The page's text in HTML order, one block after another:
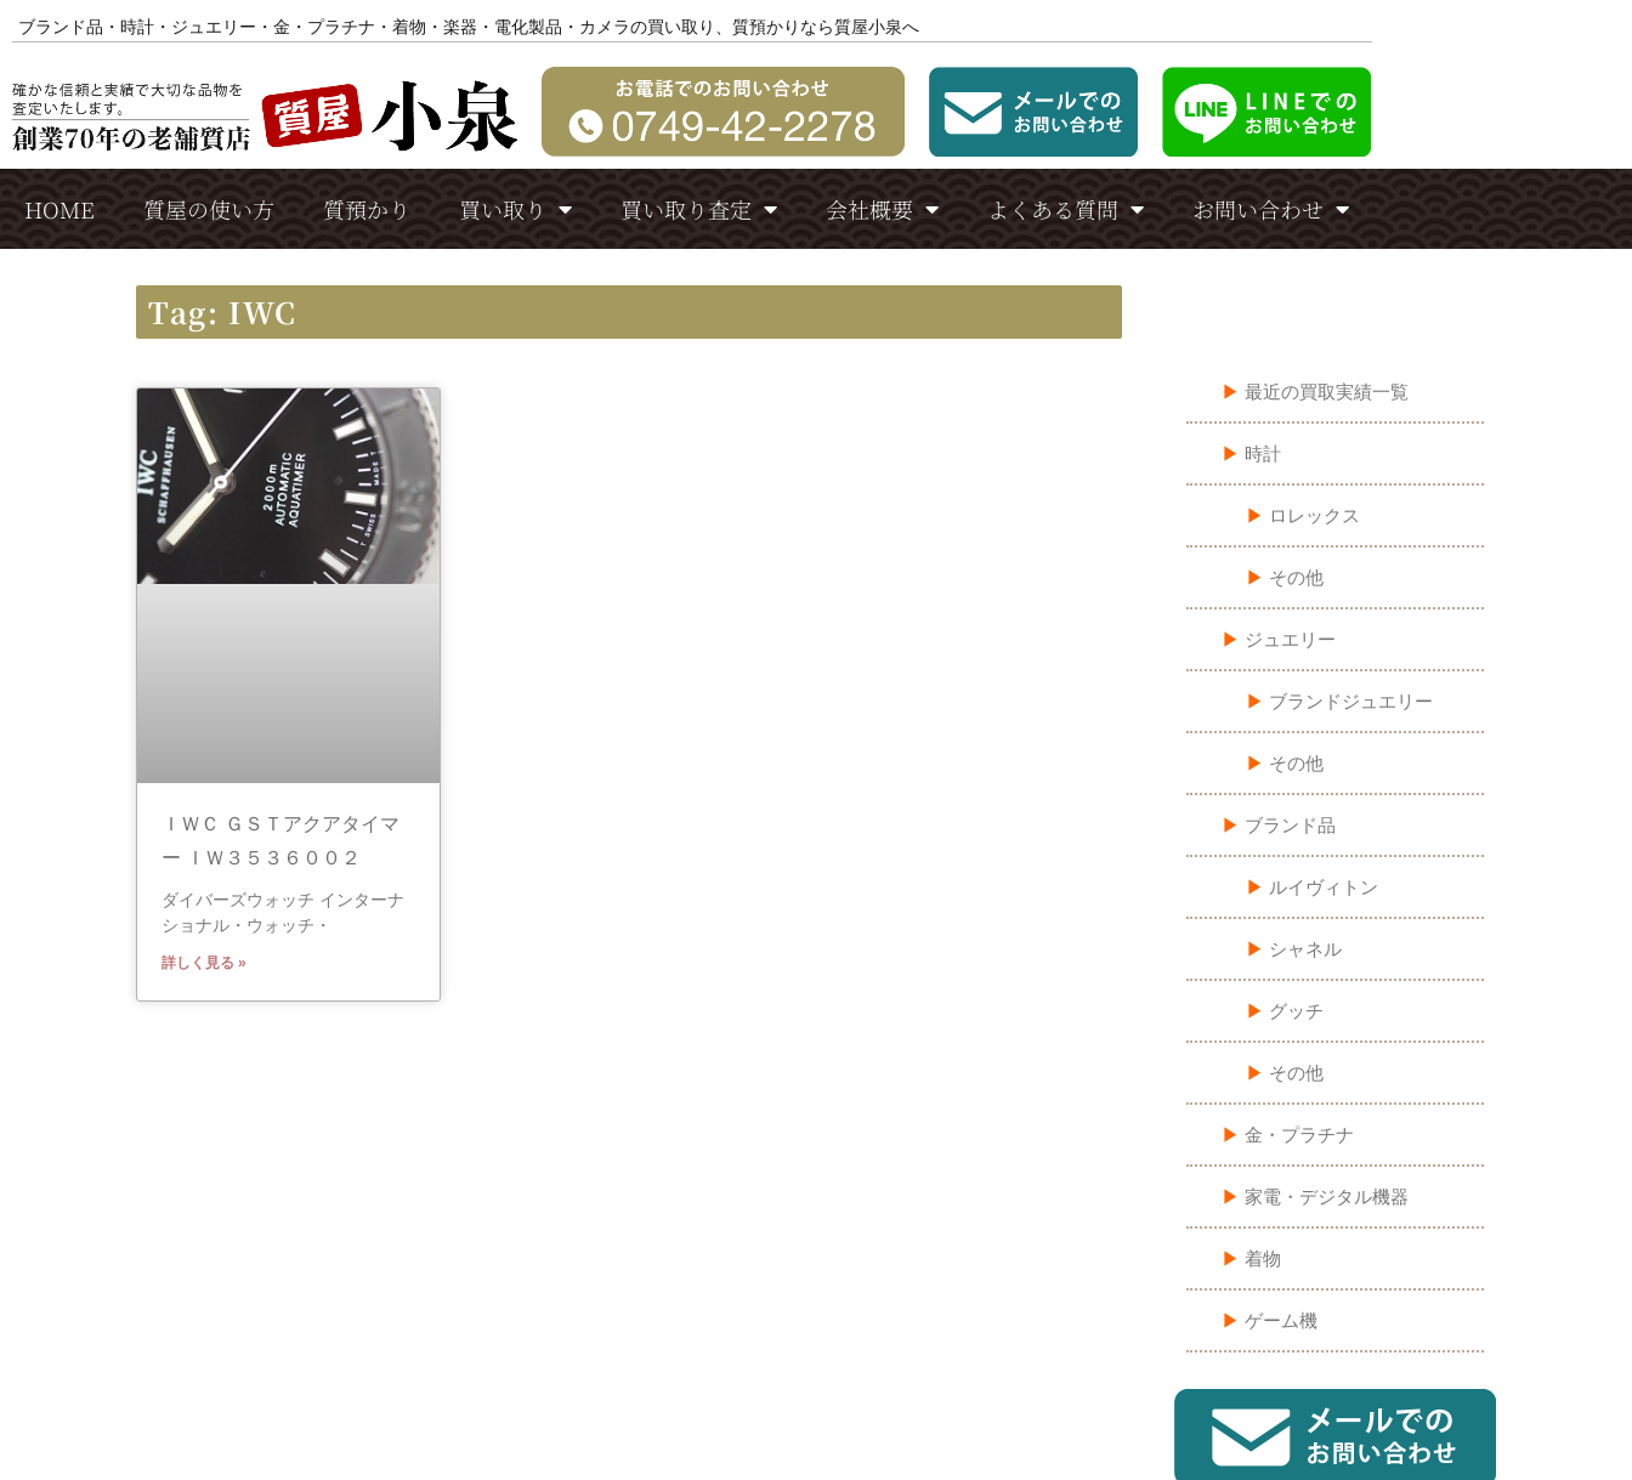
ブランド品・時計・ジュエリー・金・プラチナ・着物・楽器・電化製品・カメラの買い取り、質預かりなら質屋小泉へ
HOME 質屋の使い方 質預かり 買い取り 買い取り査定 会社概要 よくある質問 お問い合わせ
Tag: IWC
ＩＷＣ ＧＳＴアクアタイマ
ー ＩＷ３５３６００２
ダイバーズウォッチ インターナ
ショナル・ウォッチ・
詳しく見る »
▶︎ 最近の買取実績一覧
▶︎ 時計
▶︎ ロレックス
▶︎ その他
▶︎ ジュエリー
▶︎ ブランドジュエリー
▶︎ その他
▶︎ ブランド品
▶︎ ルイヴィトン
▶︎ シャネル
▶︎ グッチ
▶︎ その他
▶︎ 金・プラチナ
▶︎ 家電・デジタル機器
▶︎ 着物
▶︎ ゲーム機